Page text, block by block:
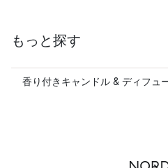
もっと探す
香り付きキャンドル & ディフュ